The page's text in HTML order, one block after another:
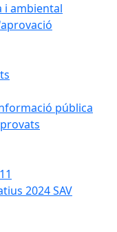
i ambiental
pública
2024 SAV